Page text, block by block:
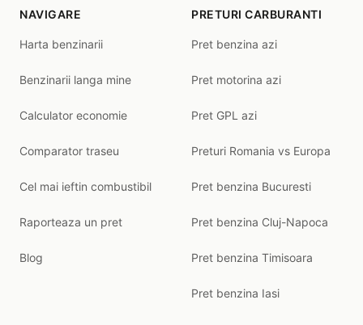
NAVIGARE
Harta benzinarii
Benzinarii langa mine
Calculator economie
Comparator traseu
Cel mai ieftin combustibil
Raporteaza un pret
Blog
PRETURI CARBURANTI
Pret benzina azi
Pret motorina azi
Pret GPL azi
Preturi Romania vs Europa
Pret benzina Bucuresti
Pret benzina Cluj-Napoca
Pret benzina Timisoara
Pret benzina Iasi